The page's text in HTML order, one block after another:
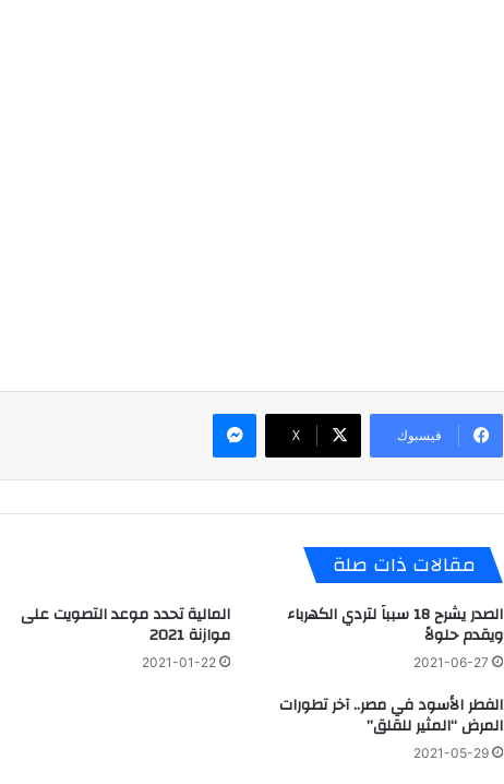
فيسبوك X
ماسنجر
مقالات ذات صلة
الصدر يشرح 18 سبباً لتردي الكهرباء
ويقدم حلولاً
2021-06-27
المالية تحدد موعد التصويت على
موازنة 2021
2021-01-22
الفطر الأسود في مصر.. آخر تطورات
المرض “المثير للقلق”
2021-05-29